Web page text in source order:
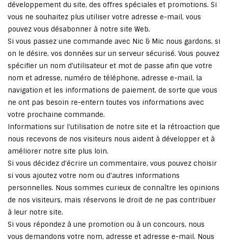
développement du site, des offres spéciales et promotions. Si
vous ne souhaitez plus utiliser votre adresse e-mail, vous
pouvez vous désabonner à notre site Web.
Si vous passez une commande avec Nic & Mic nous gardons, si
on le désire, vos données sur un serveur sécurisé. Vous pouvez
spécifier un nom d'utilisateur et mot de passe afin que votre
nom et adresse, numéro de téléphone, adresse e-mail, la
navigation et les informations de paiement, de sorte que vous
ne ont pas besoin re-entern toutes vos informations avec
votre prochaine commande.
Informations sur l'utilisation de notre site et la rétroaction que
nous recevons de nos visiteurs nous aident à développer et à
améliorer notre site plus loin.
Si vous décidez d'écrire un commentaire, vous pouvez choisir
si vous ajoutez votre nom ou d'autres informations
personnelles. Nous sommes curieux de connaître les opinions
de nos visiteurs, mais réservons le droit de ne pas contribuer
à leur notre site.
Si vous répondez à une promotion ou à un concours, nous
vous demandons votre nom, adresse et adresse e-mail. Nous